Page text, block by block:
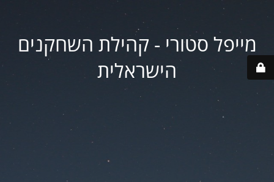
מייפל סטורי - קהילת השחקנים
הישראלית